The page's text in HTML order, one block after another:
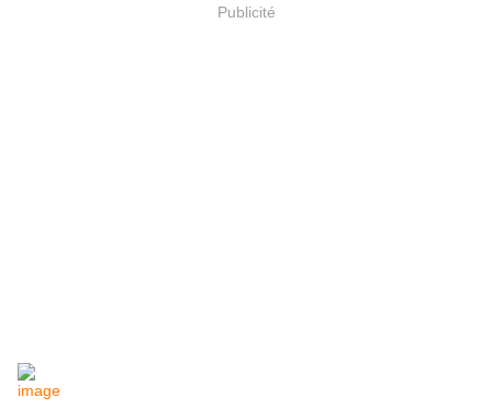
Publicité
image